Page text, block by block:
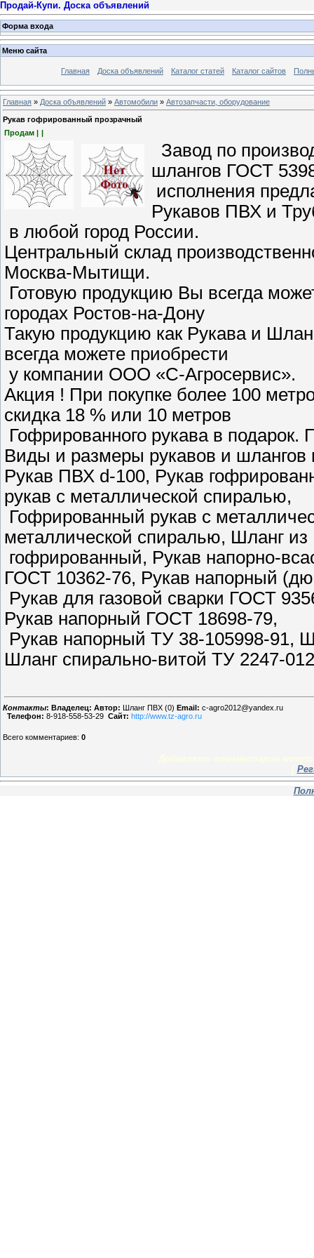
Продай-Купи. Доска объявлений
Форма входа
Меню сайта
Главная Доска объявлений Каталог статей Каталог сайтов
Главная » Доска объявлений » Автомобили » Автозапчасти, оборудование
Рукав гофрированный прозрачный
Продам | |
Завод по
шлангов ГОСТ
исполнения
Рукавов ПВХ и
в любой город России.
Центральный склад
Москва-Мытищи.
Готовую продукцию Вы всегда
городах Ростов-на-Дону
Такую продукцию как Рукава и
всегда можете приобрести
у компании ООО «С-Агросервис».
Акция ! При покупке более 100
скидка 18 % или 10 метров
Гофрированного рукава в подарок.
Виды и размеры рукавов и шлангов
Рукав ПВХ d-100, Рукав
рукав с металлической спиралью,
Гофрированный рукав с
металлической спиралью, Шланг
гофрированный, Рукав напорно-
ГОСТ 10362-76, Рукав напорный
Рукав для газовой сварки ГОСТ
Рукав напорный ГОСТ 18698-79,
Рукав напорный ТУ 38-105998-91,
Шланг спирально-витой ТУ 2247-
Контакты: Владелец: Автор: Шланг ПВХ (0) Email: c-agro2012@yandex.ru
Телефон: 8-918-558-53-29 Сайт: http://www.tz-agro.ru
Всего комментариев: 0